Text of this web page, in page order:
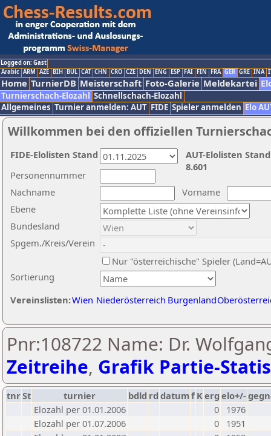
Logged on: Gast
Arabic ARM AZE BIH BUL CAT CHN CRO CZE DEN ENG ESP FAI FIN FRA GER GRE INA
Home TurnierDB Meisterschaft Foto-Galerie Meldekartei
Turnierschach-Elozahl Schnellschach-Elozahl
Allgemeines Turnier anmelden: AUT FIDE Spieler anmelden Elo
Willkommen bei den offiziellen
Nachname
Vorname
Ebene
Sortierung
Personennummer
Bundesland
Spgem./Kreis/Verein
Nur "österreichische" Spieler
Vereinslisten:Wien Niederösterreich Burgenland
AUT-Elolisten
8.601
FIDE-Elolisten Stand
Pnr:108722 Name: Dr.
Zeitreihe, Grafik Partie-
tnrSt turnier bdld rd datumf Kerg elo+/-
Elozahl per 01.01.2006
0
1976
Elozahl per 01.07.2006
0
1951